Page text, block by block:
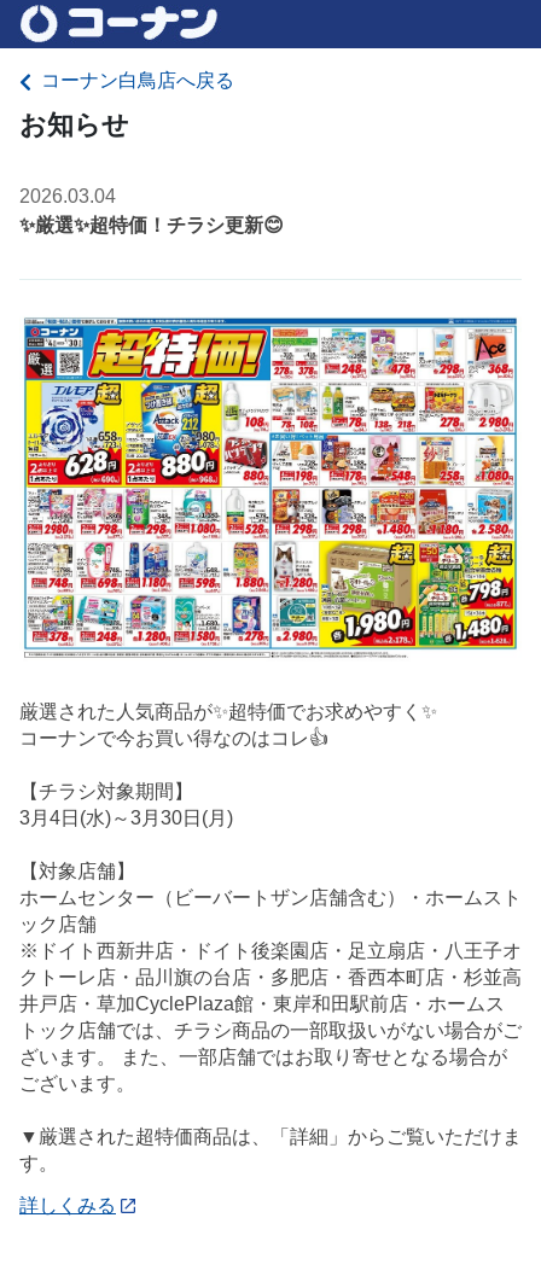
コーナン白鳥店へ戻る
お知らせ
2026.03.04
✨厳選✨超特価！チラシ更新😊
厳選された人気商品が✨超特価でお求めやすく✨
コーナンで今お買い得なのはコレ👍
【チラシ対象期間】
3月4日(水)～3月30日(月)
【対象店舗】
ホームセンター（ビーバートザン店舗含む）・ホームスト
ック店舗
※ドイト西新井店・ドイト後楽園店・足立扇店・八王子オ
クトーレ店・品川旗の台店・多肥店・香西本町店・杉並高
井戸店・草加CyclePlaza館・東岸和田駅前店・ホームス
トック店舗では、チラシ商品の一部取扱いがない場合がご
ざいます。 また、一部店舗ではお取り寄せとなる場合が
ございます。
▼厳選された超特価商品は、「詳細」からご覧いただけま
す。
詳しくみる